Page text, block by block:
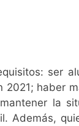
ser
haber
la
Además,